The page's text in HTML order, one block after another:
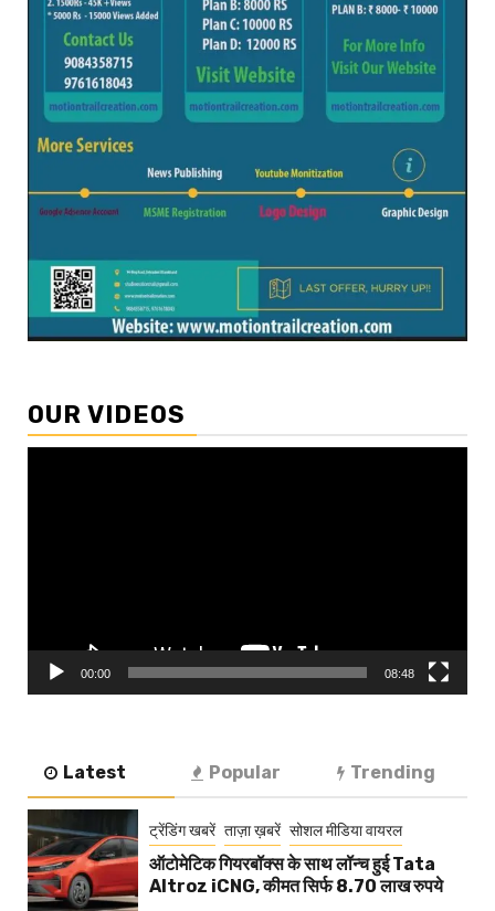
OUR VIDEOS
00:00 08:48
Latest Popular Trending
ट्रेंडिंग खबरें ताज़ा ख़बरें सोशल मीडिया वायरल
ऑटोमेटिक गियरबॉक्स के साथ लॉन्च हुई Tata
Altroz iCNG, कीमत सिर्फ 8.70 लाख रुपये